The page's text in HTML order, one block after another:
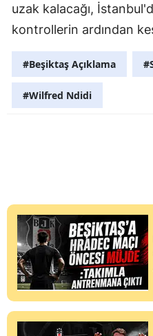
uzak kalacağı,
kontrollerin ardından
#Beşiktaş Açıklama
#Wilfred Ndidi